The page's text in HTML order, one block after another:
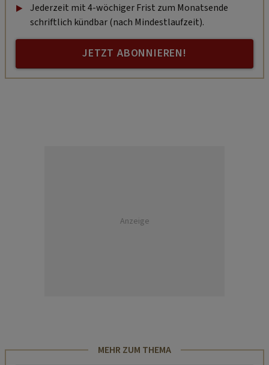
Jederzeit mit 4-wöchiger Frist zum Monatsende
schriftlich kündbar (nach Mindestlaufzeit).
JETZT ABONNIEREN!
Anzeige
MEHR ZUM THEMA